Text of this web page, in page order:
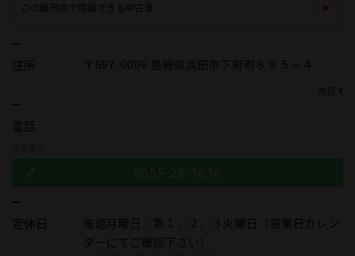
この販売店で商談できる中古車
住所 〒697-0006 島根県浜田市下府町８９５－４
電話
定休日
毎週月曜日／第１、２、３火曜日（営業日カレン
ダーにてご確認下さい）